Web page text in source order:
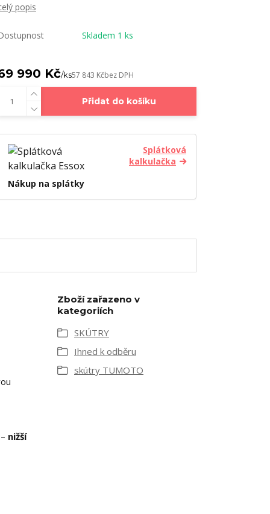
popis
Skladem 1 ks
990 Kč/ks57 843 Kčbez DPH
Přidat do košíku
Splátková
kalkulačka
Nákup na splátky
nižší
Zboží zařazeno v
kategoriích
SKÚTRY
Ihned k odběru
skútry TUMOTO